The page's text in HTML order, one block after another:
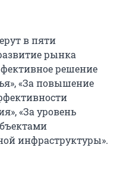
в пяти
рынка
решение
«За повышение
«За уровень
инфраструктуры».